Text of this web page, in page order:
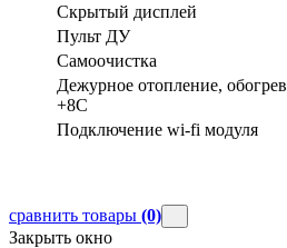
Скрытый дисплей
Пульт ДУ
Самоочистка
Дежурное отопление, обогрев
+8С
Подключение wi-fi модуля
сравнить товары (0)
Закрыть окно